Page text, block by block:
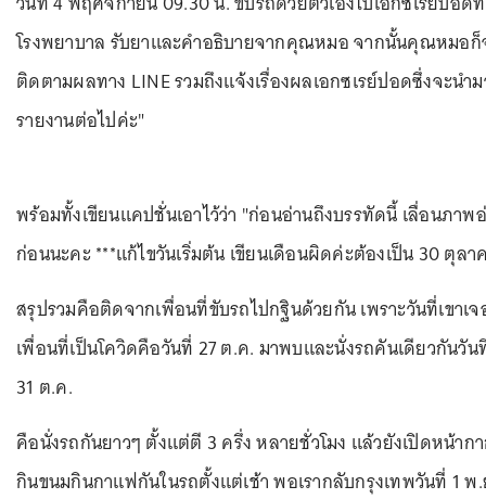
โรงพยาบาล รับยาและคำอธิบายจากคุณหมอ จากนั้นคุณหมอก็
ติดตามผลทาง LINE รวมถึงแจ้งเรื่องผลเอกซเรย์ปอดซึ่งจะนำ
รายงานต่อไปค่ะ"
พร้อมทั้งเขียนแคปชั่นเอาไว้ว่า "ก่อนอ่านถึงบรรทัดนี้ เลื่อนภาพ
ก่อนนะคะ ***แก้ไขวันเริ่มต้น เขียนเดือนผิดค่ะต้องเป็น 30 ตุลา
สรุปรวมคือติดจากเพื่อนที่ขับรถไปกฐินด้วยกัน เพราะวันที่เขาเ
เพื่อนที่เป็นโควิดคือวันที่ 27 ต.ค. มาพบและนั่งรถคันเดียวกันวัน
31 ต.ค.
คือนั่งรถกันยาวๆ ตั้งแต่ตี 3 ครึ่ง หลายชั่วโมง แล้วยังเปิดหน้าก
กินขนมกินกาแฟกันในรถตั้งแต่เช้า พอเรากลับกรุงเทพวันที่ 1 พ